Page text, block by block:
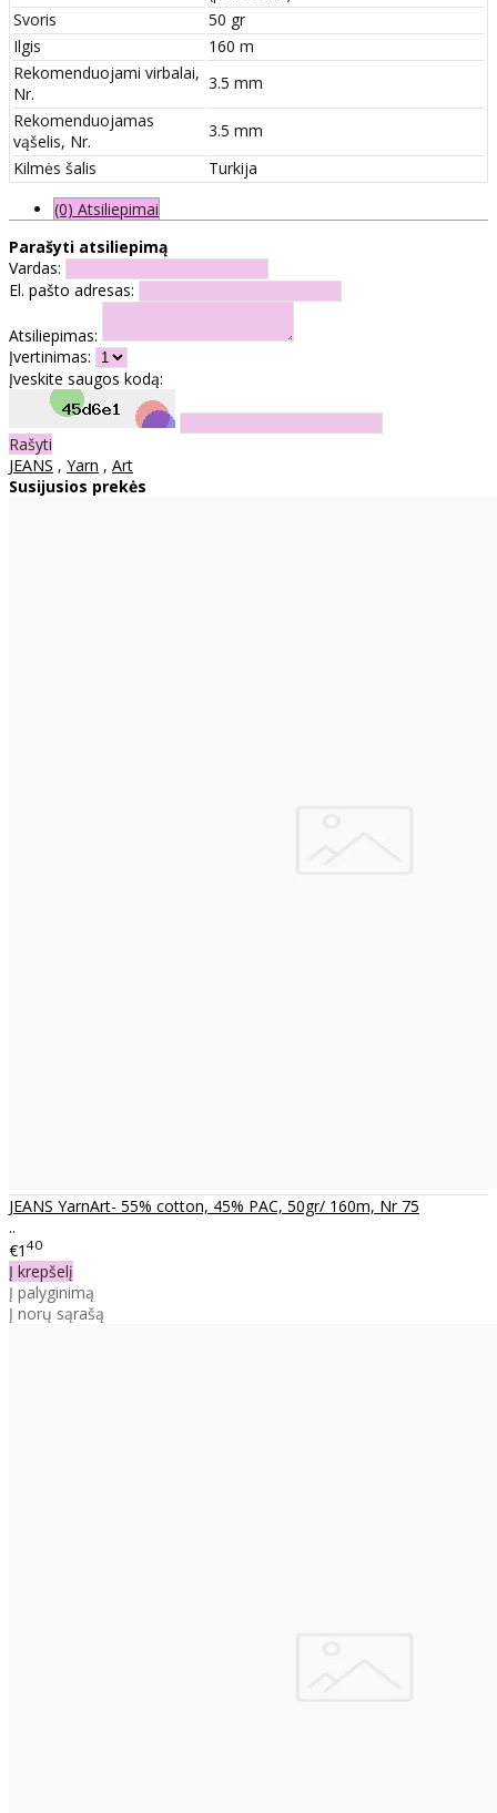
Svoris
50 gr
Ilgis
160 m
Rekomenduojami virbalai,
Nr.
3.5 mm
Rekomenduojamas
vąšelis, Nr.
3.5 mm
Kilmės šalis
Turkija
(0) Atsiliepimai
Parašyti atsiliepimą
Vardas:
El. pašto adresas:
Atsiliepimas:
Įvertinimas:
Įveskite saugos kodą:
Rašyti
JEANS , Yarn , Art
Susijusios prekės
JEANS YarnArt- 55% cotton, 45% PAC, 50gr/ 160m, Nr 75
..
€1 40
Į krepšelį
Į palyginimą
Į norų sąrašą